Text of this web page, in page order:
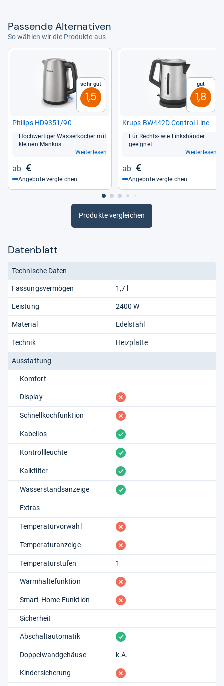
Pas­sende Alter­na­ti­ven
So wählen wir die Produkte aus
Sehr gut
1,5
Phi­lips HD9351/90
Hoch­wer­ti­ger Was­ser­ko­cher mit
klei­nen Man­kos
Weiterlesen
€
Angebote vergleichen
Gut
1,8
Krups BW442D Con­trol Line
Für Rechts-​ wie Links­hän­der
geeig­net
Weiterlesen
€
Angebote vergleichen
Produkte vergleichen
Datenblatt
Technische Daten
Fassungsvermögen 1,7 l
Leistung 2400 W
Material Edelstahl
Technik Heizplatte
Ausstattung
Komfort
Display fehlt
Schnellkochfunktion fehlt
Kabellos vorhanden
Kontrollleuchte vorhanden
Kalkfilter vorhanden
Wasserstandsanzeige vorhanden
Extras
Temperaturvorwahl fehlt
Temperaturanzeige fehlt
Temperaturstufen 1
Warmhaltefunktion fehlt
Smart-Home-Funktion fehlt
Sicherheit
Abschaltautomatik vorhanden
Doppelwandgehäuse k.A.
Kindersicherung fehlt